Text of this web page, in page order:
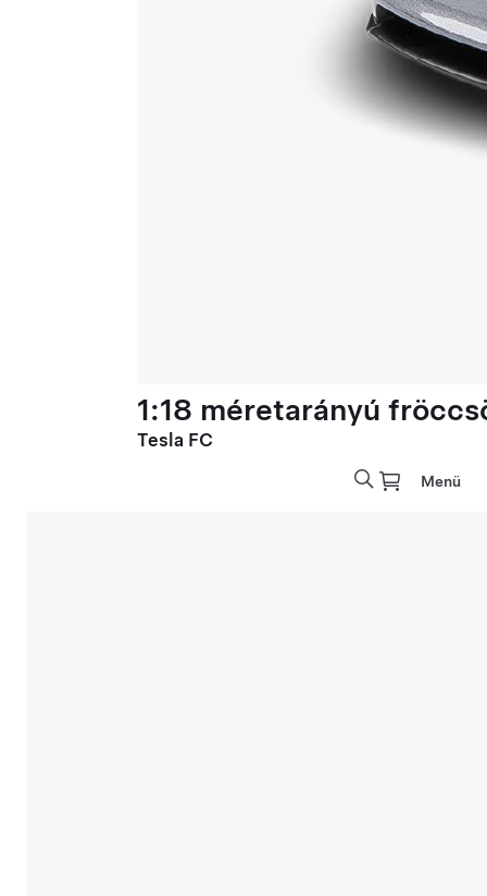
1:18 méretarányú
Tesla FC
Menü